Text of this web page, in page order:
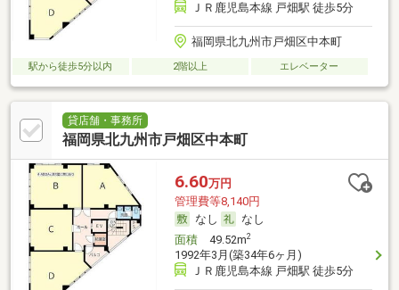
ＪＲ鹿児島本線 戸畑駅 徒歩5分
福岡県北九州市戸畑区中本町
駅から徒歩5分以内 2階以上 エレベーター
貸店舗・事務所
福岡県北九州市戸畑区中本町
6.60万円
管理費等8,140円
なし
なし
面積49.52m2
1992年3月(築34年6ヶ月)
ＪＲ鹿児島本線 戸畑駅 徒歩5分